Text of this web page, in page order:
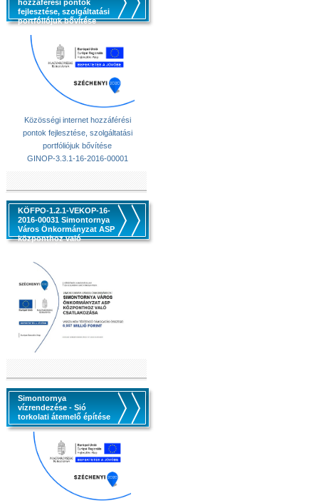
hozzáférési pontok
fejlesztése, szolgáltatási
portfóliójuk bővítése
Közösségi internet hozzáférési
pontok fejlesztése, szolgáltatási
portfóliójuk bővítése
GINOP-3.3.1-16-2016-00001
KÖFPO-1.2.1-VEKOP-16-
2016-00031 Simontornya
Város Önkormányzat ASP
központhoz való
Simontornya
vízrendezése - Sió
torkolati átemelő építése